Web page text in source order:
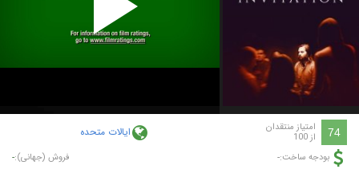
Play
74 امتیاز منتقدان
از 100 ایالات متحده
بودجه ساخت:- فروش (جهانی):-